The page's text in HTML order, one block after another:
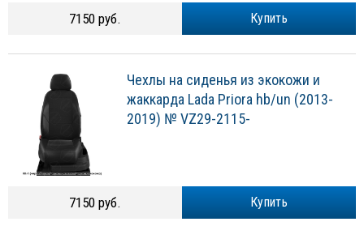
Купить
7150 руб.
Чехлы на сиденья из экокожи и
жаккарда Lada Priora hb/un (2013-
2019) № VZ29-2115-
Купить
7150 руб.